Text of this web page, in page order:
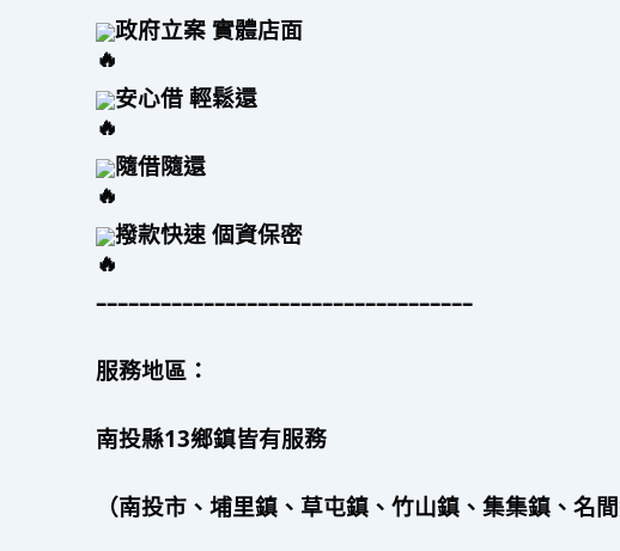
政府立案 實體店面
安心借 輕鬆還
隨借隨還
撥款快速 個資保密
–––––––––––––––––––––––––––––––––––
服務地區：
南投縣13鄉鎮皆有服務
（南投市、埔里鎮、草屯鎮、竹山鎮、集集鎮、名